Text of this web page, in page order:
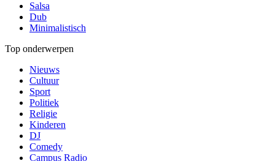
Salsa
Dub
Minimalistisch
Top onderwerpen
Nieuws
Cultuur
Sport
Politiek
Religie
Kinderen
DJ
Comedy
Campus Radio